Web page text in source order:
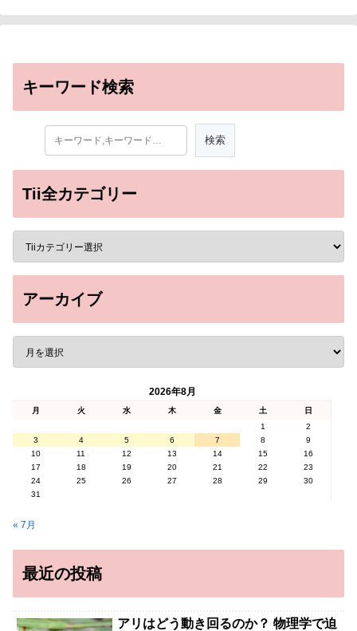
キーワード検索
Tii全カテゴリー
アーカイブ
2026年8月
月 火 水 木 金 土
日
1
2
3
4 5 6 7 8
9
10
11 12 13 14 15
16
17
18 19 20 21 22
23
24
25 26 27 28 29
30
31
« 7月
最近の投稿
アリはどう動き回るのか？ 物理学で迫